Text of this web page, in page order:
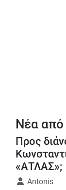
Νέα από
Προς
«ΑΤΛΑΣ»;
Λεπτομέρειες
Antonis